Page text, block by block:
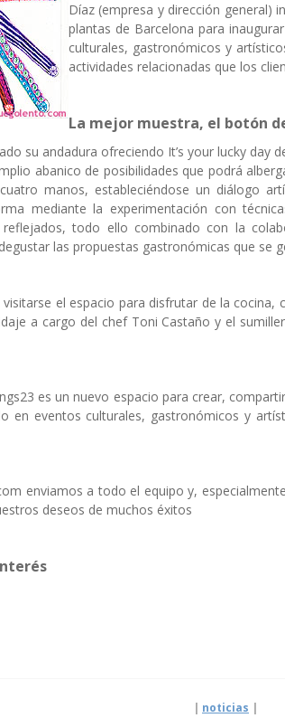
Díaz (empresa y dirección general)
plantas de Barcelona para
culturales, gastronómicos y
actividades relacionadas que los
La mejor muestra, el botón
su andadura ofreciendo It’s your lucky day
abanico de posibilidades que podrá
manos, estableciéndose un diálogo
mediante la experimentación con
reflejados, todo ello combinado con la
las propuestas gastronómicas que se
el espacio para disfrutar de la
a cargo del chef Toni Castaño y el
es un nuevo espacio para crear,
en eventos culturales, gastronómicos y
enviamos a todo el equipo y,
deseos de muchos éxitos
| noticias